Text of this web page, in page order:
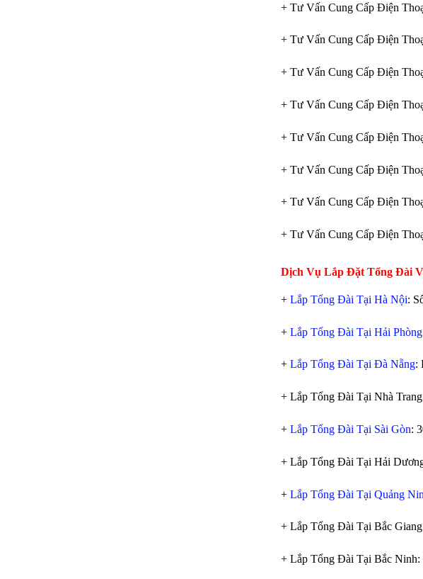
+ Tư Vấn Cung Cấp Điện
+ Tư Vấn Cung Cấp Điện
+ Tư Vấn Cung Cấp Điện
+ Tư Vấn Cung Cấp Điện
+ Tư Vấn Cung Cấp Điện
+ Tư Vấn Cung Cấp Điện
+ Tư Vấn Cung Cấp Điện
+ Tư Vấn Cung Cấp Điện
Dịch Vụ Lắp Đặt Tổng Đài
+ Lắp Tổng Đài Tại Hà Nội:
+ Lắp Tổng Đài Tại Hải Phòng
+ Lắp Tổng Đài Tại Đà Nẵng:
+ Lắp Tổng Đài Tại Nhà
+ Lắp Tổng Đài Tại Sài Gòn:
+ Lắp Tổng Đài Tại Hải
+ Lắp Tổng Đài Tại Quảng
+ Lắp Tổng Đài Tại Bắc
+ Lắp Tổng Đài Tại Bắc